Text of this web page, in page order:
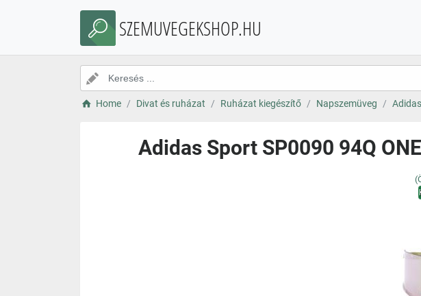
SZEMUVEGEKSHOP.HU
Home Divat és ruházat Ruházat kiegészítő Napszemüveg
Adidas Sport SP0090 94Q